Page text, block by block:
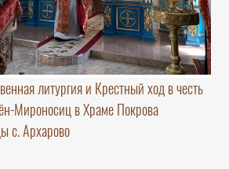
литургия и Крестный ход в честь
Мироносиц в Храме Покрова
с. Архарово